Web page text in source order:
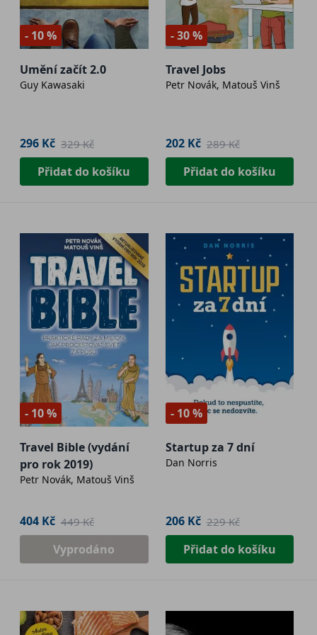
- 10 %
Umění začít 2.0
Guy Kawasaki
296 Kč 329 Kč
Přidat do košíku
- 30 %
Travel Jobs
Petr Novák, Matouš Vinš
202 Kč 289 Kč
Přidat do košíku
- 10 %
Travel Bible (vydání
pro rok 2019)
Petr Novák, Matouš Vinš
404 Kč 449 Kč
Vyprodáno
- 10 %
Startup za 7 dní
Dan Norris
206 Kč 229 Kč
Přidat do košíku